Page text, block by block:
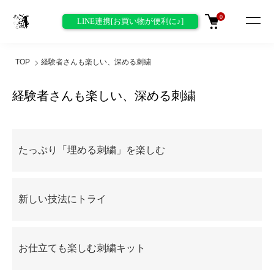
LINE連携[お買い物が便利に♪] 0
TOP 経験者さんも楽しい、深める刺繍
経験者さんも楽しい、深める刺繍
たっぷり「埋める刺繍」を楽しむ
新しい技法にトライ
お仕立ても楽しむ刺繍キット